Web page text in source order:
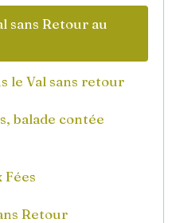
sans Retour au
le Val sans retour
balade contée
Fées
Retour